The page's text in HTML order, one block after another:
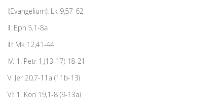
I(Evangelium): Lk 9,57-62
II: Eph 5,1-8a
III: Mk 12,41-44
IV: 1. Petr 1,(13-17) 18-21
V: Jer 20,7-11a (11b-13)
VI: 1. Kön 19,1-8 (9-13a)